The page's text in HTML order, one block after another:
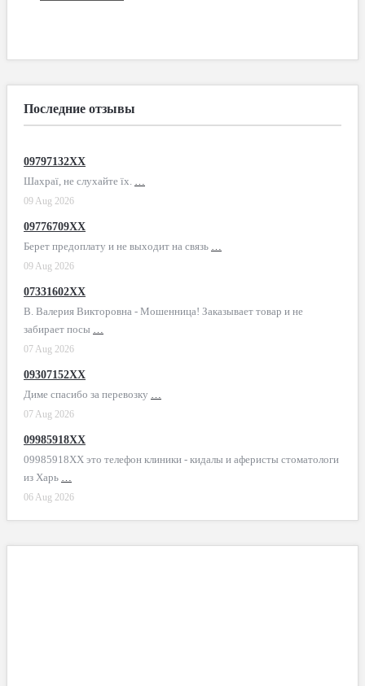
Последние отзывы
09797132XX
Шахраї, не слухайте їх. …
09 Aug 2026
09776709XX
Берет предоплату и не выходит на связь …
09 Aug 2026
07331602XX
В. Валерия Викторовна - Мошенница! Заказывает товар и не
забирает посы …
07 Aug 2026
09307152XX
Диме спасибо за перевозку …
07 Aug 2026
09985918XX
09985918XX это телефон клиники - кидалы и аферисты стоматологи
из Харь …
06 Aug 2026